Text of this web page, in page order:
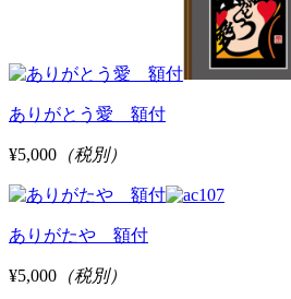
ありがとう愛 額付
¥5,000 （税別）
ありがたや 額付
¥5,000 （税別）